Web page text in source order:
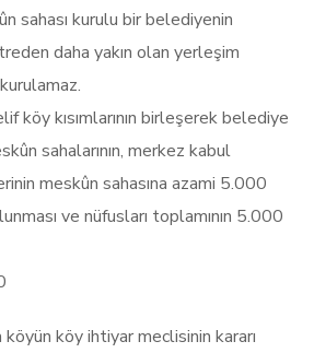
sahası kurulu bir belediyenin
daha yakın olan yerleşim
köy kısımlarının birleşerek belediye
sahalarının, merkez kabul
meskûn sahasına azami 5.000
ve nüfusları toplamının 5.000
köy ihtiyar meclisinin kararı